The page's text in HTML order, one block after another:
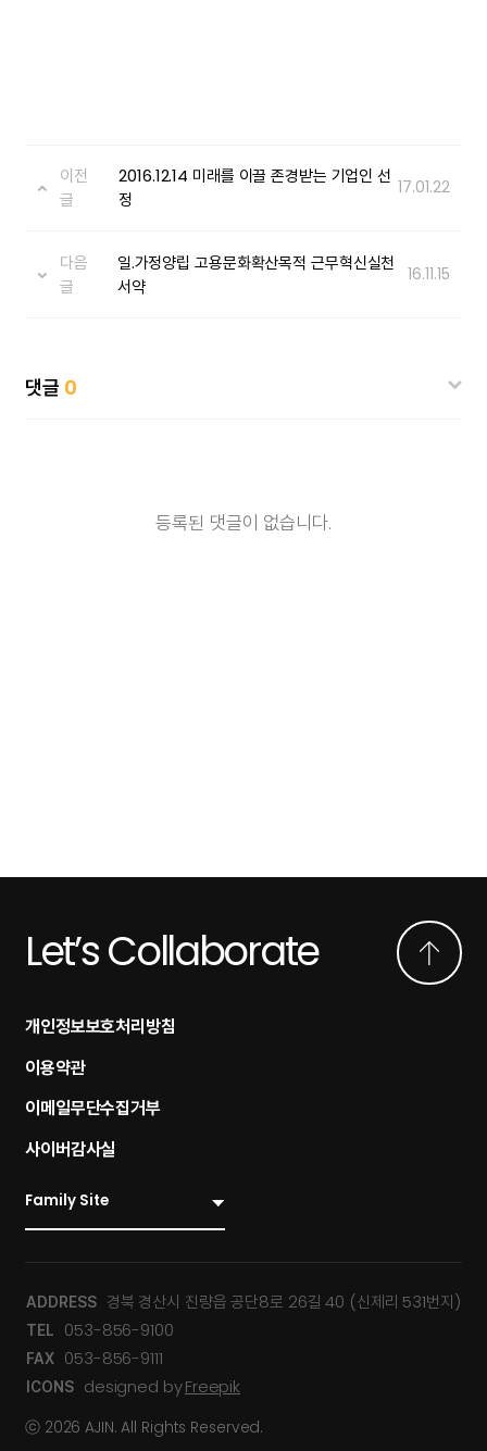
이전
글
2016.12.14 미래를 이끌 존경받는 기업인 선
정
17.01.22
다음
글
일.가정양립 고용문화확산목적 근무혁신실천
서약
16.11.15
댓글 0
등록된 댓글이 없습니다.
Let’s Collaborate
개인정보보호처리방침
이용약관
이메일무단수집거부
사이버감사실
ⓒ 2026 AJIN. All Rights Reserved.
ADDRESS 경북 경산시 진량읍 공단8로 26길 40 (신제리 531번지)
TEL 053-856-9100
FAX 053-856-9111
ICONS designed byFreepik